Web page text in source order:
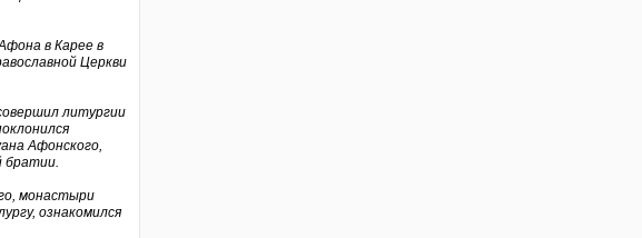
в Карее в
Церкви
литургии
Афонского,
братии.
монастыри
ознакомился